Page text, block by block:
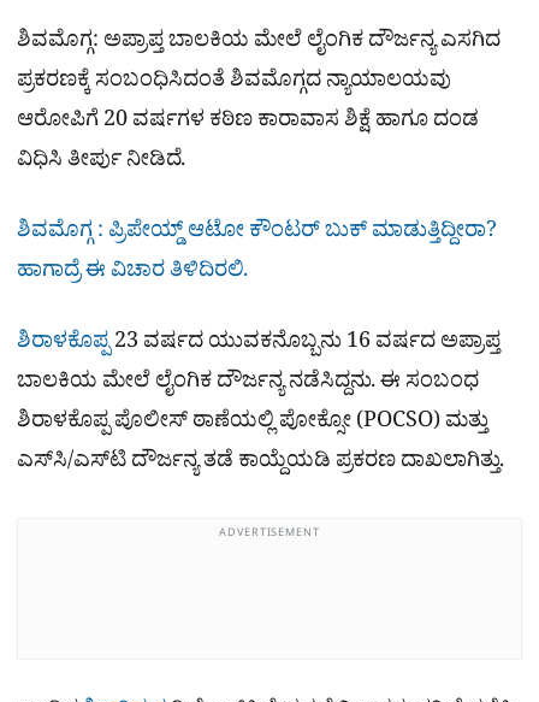
ಶಿವಮೊಗ್ಗ: ಅಪ್ರಾಪ್ತ ಬಾಲಕಿಯ ಮೇಲೆ ಲೈಂಗಿಕ ದೌರ್ಜನ್ಯ ಎಸಗಿದ
ಪ್ರಕರಣಕ್ಕೆ ಸಂಬಂಧಿಸಿದಂತೆ ಶಿವಮೊಗ್ಗದ ನ್ಯಾಯಾಲಯವು
ಆರೋಪಿಗೆ 20 ವರ್ಷಗಳ ಕಠಿಣ ಕಾರಾವಾಸ ಶಿಕ್ಷೆ ಹಾಗೂ ದಂಡ
ವಿಧಿಸಿ ತೀರ್ಪು ನೀಡಿದೆ.
ಶಿವಮೊಗ್ಗ : ಪ್ರಿಪೇಯ್ಡ್ ಆಟೋ ಕೌಂಟರ್ ಬುಕ್ ಮಾಡುತ್ತಿದ್ದೀರಾ?
ಹಾಗಾದ್ರೆ ಈ ವಿಚಾರ ತಿಳಿದಿರಲಿ.
ಶಿರಾಳಕೊಪ್ಪ23 ವರ್ಷದ ಯುವಕನೊಬ್ಬನು 16 ವರ್ಷದ ಅಪ್ರಾಪ್ತ
ಬಾಲಕಿಯ ಮೇಲೆ ಲೈಂಗಿಕ ದೌರ್ಜನ್ಯ ನಡೆಸಿದ್ದನು. ಈ ಸಂಬಂಧ
ಶಿರಾಳಕೊಪ್ಪ ಪೊಲೀಸ್ ಠಾಣೆಯಲ್ಲಿ ಪೋಕ್ಸೋ (POCSO) ಮತ್ತು
ಎಸ್‌ಸಿ/ಎಸ್‌ಟಿ ದೌರ್ಜನ್ಯ ತಡೆ ಕಾಯ್ದೆಯಡಿ ಪ್ರಕರಣ ದಾಖಲಾಗಿತ್ತು.
ADVERTISEMENT